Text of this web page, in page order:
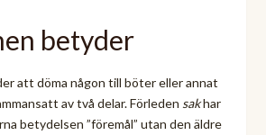
betyder
att döma någon till böter eller annat
av två delar. Förleden sakhar
betydelsen ”föremål” utan den äldre